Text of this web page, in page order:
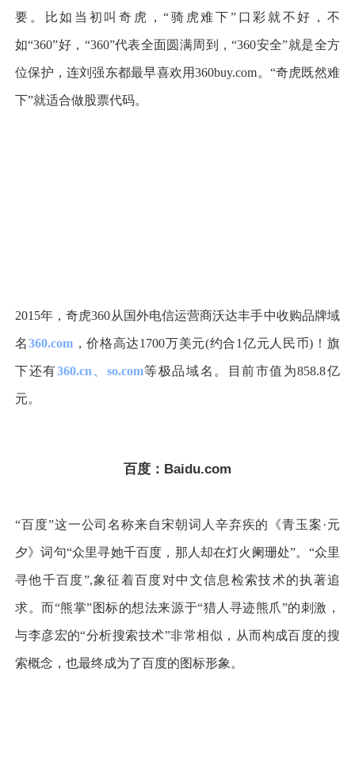
要。比如当初叫奇虎，“骑虎难下”口彩就不好，不
如“360”好， “360”代表全面圆满周到，“360安全”就是全方
位保护，连刘强东都最早喜欢用360buy.com。“奇虎既然难
下”就适合做股票代码。
2015年，奇虎360从国外电信运营商沃达丰手中收购品牌域
名360.com，价格高达1700万美元(约合1亿元人民币) ！旗
下还有360.cn、so.com等极品域名。目前市值为858.8亿
元。
百度：Baidu.com
“百度”这一公司名称来自宋朝词人辛弃疾的《青玉案·元
夕》词句“众里寻她千百度，那人却在灯火阑珊处”。“众里
寻他千百度”,象征着百度对中文信息检索技术的执著追
求。而“熊掌”图标的想法来源于“猎人寻迹熊爪”的刺激，
与李彦宏的“分析搜索技术”非常相似，从而构成百度的搜
索概念，也最终成为了百度的图标形象。